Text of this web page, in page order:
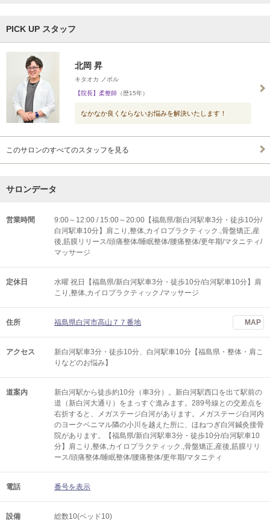
PICK UP スタッフ
北岡 昇
キタオカ ノボル
【院長】柔整師 （歴15年）
なかなか良くならないお悩みを解決いたします！
このサロンのすべてのスタッフを見る
サロンデータ
営業時間
9:00～12:00 / 15:00～20:00【福島県/新白河駅車3分・徒歩10分/
白河駅車10分】肩こり,整体,カイロプラクティック.,骨盤矯正,産
後,筋膜リリース/頭痛整体/睡眠整体/腰痛整体/更年期/マタニティ/
マッサージ
定休日
水曜 祝日【福島県/新白河駅車3分・徒歩10分/白河駅車10分】肩
こり,整体,カイロプラクティック./マッサージ
住所 福島県白河市高山７７番地 MAP
アクセス
新白河駅車3分・徒歩10分、白河駅車10分【福島県・整体・肩こ
りなどのお悩み】
道案内
新白河駅から徒歩約10分（車3分）。新白河駅西口を出て駅前の
道（新白河大通り）をまっすぐ進みます。289号線との交差点を
右折すると、メガステージ白河があります。メガステージ白河内
のヨークベニマル隣の小川を越えた所に、ほねつぎ白河鍼灸接骨
院があります。【福島県/新白河駅車3分・徒歩10分/白河駅車10
分】肩こり,整体,カイロプラクティック.,骨盤矯正,産後,筋膜リリ
ース/頭痛整体/睡眠整体/腰痛整体/更年期/マタニティ
電話 番号を表示
設備 総数10(ベッド10)